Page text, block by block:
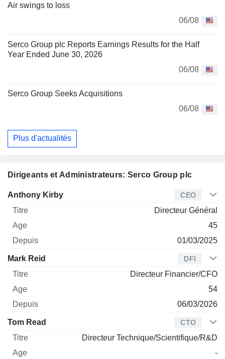
Air swings to loss
06/08
Serco Group plc Reports Earnings Results for the Half
Year Ended June 30, 2026
06/08
Serco Group Seeks Acquisitions
06/08
Plus d'actualités
Dirigeants et Administrateurs: Serco Group plc
Dirigeant Titre
Anthony Kirby CEO
Directeur Général
45
01/03/2025
Mark Reid DFI
Directeur Financier/CFO
54
06/03/2026
Tom Read CTO
Directeur Technique/Scientifique/R&D
-